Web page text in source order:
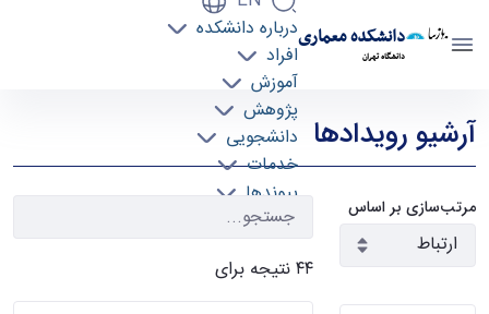
دانشکده معماری
دانشگاه تهران
درباره دانشکده
افراد
آموزش
پژوهش
دانشجویی
خدمات
پیوندها
تماس با ما
رویدادها - دانشکده معماری arch
آرشیو رویدادها
مرتب‌سازی بر اساس
۴۴ نتیجه برای